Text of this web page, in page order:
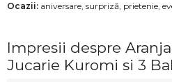
Ocazii: aniversare, surpriză, prietenie,
Impresii despre
Jucarie Kuromi si 3